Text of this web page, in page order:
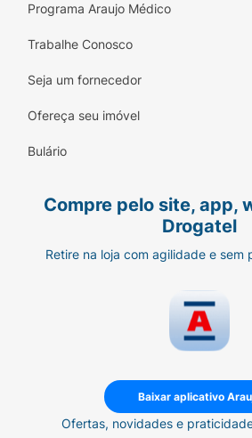
Programa Araujo Médico
Trabalhe Conosco
Seja um fornecedor
Ofereça seu imóvel
Bulário
Compre pelo site, app,
Drogatel
Retire na loja com agilidade e sem
Baixar aplicativo
Ofertas, novidades e